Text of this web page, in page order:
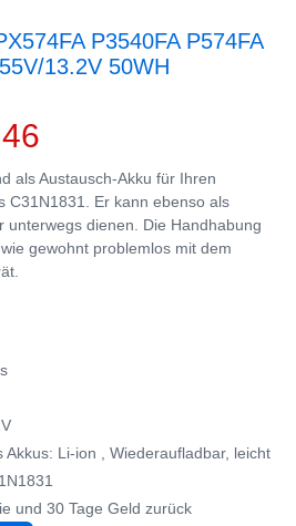
P3540FA P574FA
13.2V 50WH
als Austausch-Akku für Ihren
C31N1831. Er kann ebenso als
unterwegs dienen. Die Handhabung
gewohnt problemlos mit dem
Akkus: Li-ion , Wiederaufladbar, leicht
und 30 Tage Geld zurück